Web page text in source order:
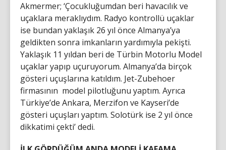
Akmermer; ‘Çocukluğumdan beri havacılık ve
uçaklara meraklıydım. Radyo kontrollü uçaklar
ise bundan yaklaşık 26 yıl önce Almanya’ya
geldikten sonra imkanların yardımıyla pekişti.
Yaklaşık 11 yıldan beri de Türbin Motorlu Model
uçaklar yapıp uçuruyorum. Almanya’da birçok
gösteri uçuşlarına katıldım. Jet-Zubehoer
firmasının model pilotluğunu yaptım. Ayrıca
Türkiye’de Ankara, Merzifon ve Kayseri’de
gösteri uçuşları yaptım. Solotürk ise 2 yıl önce
dikkatimi çekti’ dedi.